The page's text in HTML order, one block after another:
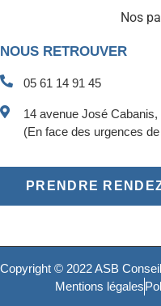
Nos
NOUS RETROUVER
05 61 14 91 45
14 avenue José
(En face des urgences
PRENDRE
Copyright © 2022 ASB
Mentions légales